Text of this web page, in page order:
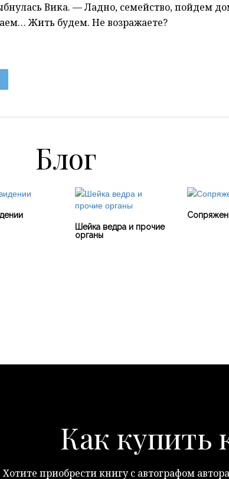
Вика. — Ладно, семейство, пойдем
Жить будем. Не возражаете?
Блог
Шейка ведра и прочие
органы
Как купить
Хотите приобрести книгу с автографом